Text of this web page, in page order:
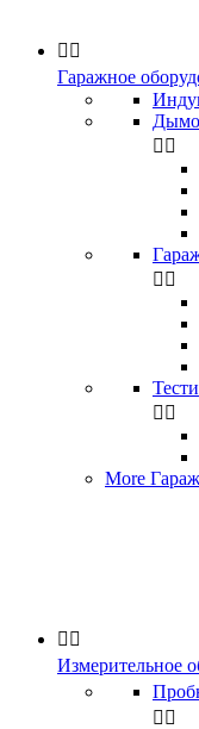
 
Гаражное
 
 
 
More
 
Измерительное
 